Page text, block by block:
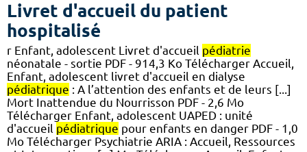
Livret d'accueil du patient
hospitalisé
r Enfant, adolescent Livret d'accueil pédiatrie
néonatale - sortie PDF - 914,3 Ko Télécharger Accueil,
Enfant, adolescent livret d'accueil en dialyse
pédiatrique : A l’attention des enfants et de leurs [...]
Mort Inattendue du Nourrisson PDF - 2,6 Mo
Télécharger Enfant, adolescent UAPED : unité
d'accueil pédiatrique pour enfants en danger PDF - 1,0
Mo Télécharger Psychiatrie ARIA : Accueil, Ressources